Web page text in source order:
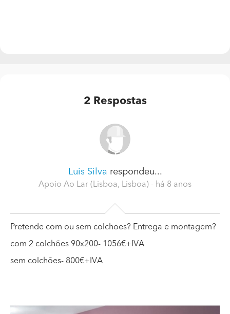
2 Respostas
Luis Silva respondeu...
Apoio Ao Lar (Lisboa, Lisboa) - há 8 anos
Pretende com ou sem colchoes? Entrega e montagem?
com 2 colchões 90x200- 1056€+IVA
sem colchões- 800€+IVA